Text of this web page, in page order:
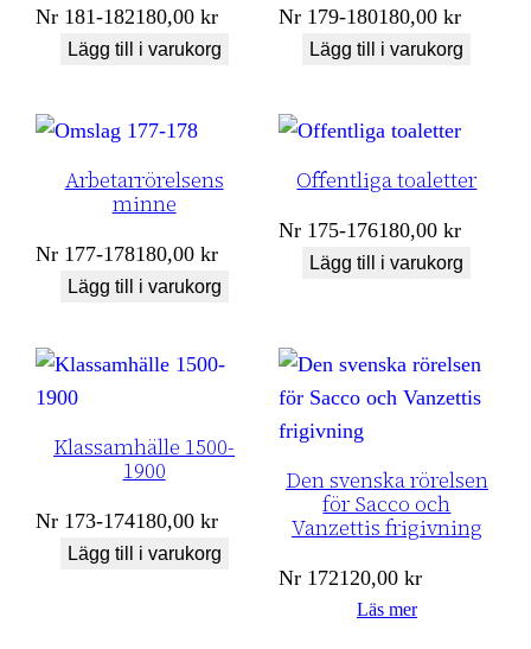
Nr 181-182180,00kr
Lägg till i varukorg
Nr 179-180180,00kr
Lägg till i varukorg
Arbetarrörelsens
minne
Nr 177-178180,00kr
Lägg till i varukorg
Offentliga toaletter
Nr 175-176180,00kr
Lägg till i varukorg
Klassamhälle 1500-
1900
Nr 173-174180,00kr
Lägg till i varukorg
Den svenska rörelsen
för Sacco och
Vanzettis frigivning
Nr 172120,00kr
Läs mer